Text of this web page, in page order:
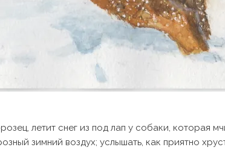
летит снег из под лап у собаки, которая
зимний воздух; услышать, как приятно